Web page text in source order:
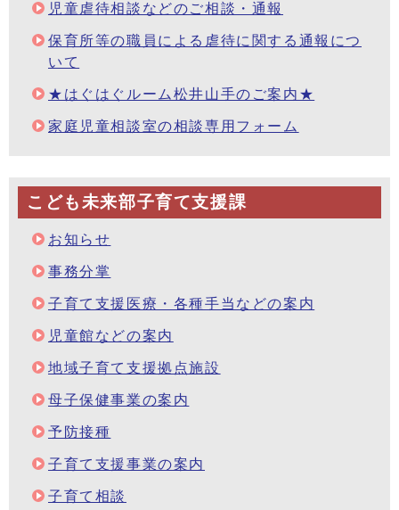
児童虐待相談などのご相談・通報
保育所等の職員による虐待に関する通報につ
いて
★はぐはぐルーム松井山手のご案内★
家庭児童相談室の相談専用フォーム
こども未来部子育て支援課
お知らせ
事務分掌
子育て支援医療・各種手当などの案内
児童館などの案内
地域子育て支援拠点施設
母子保健事業の案内
予防接種
子育て支援事業の案内
子育て相談